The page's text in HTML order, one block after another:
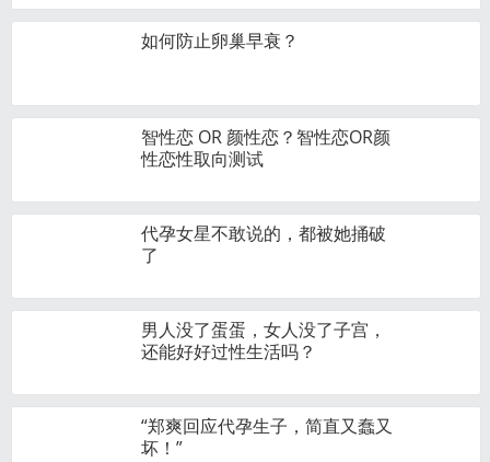
如何防止卵巢早衰？
智性恋 OR 颜性恋？智性恋OR颜
性恋性取向测试
代孕女星不敢说的，都被她捅破
了
男人没了蛋蛋，女人没了子宫，
还能好好过性生活吗？
“郑爽回应代孕生子，简直又蠢又
坏！”